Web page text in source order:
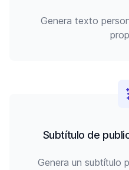
Genera texto
Subtítulo de
Genera un subtítulo